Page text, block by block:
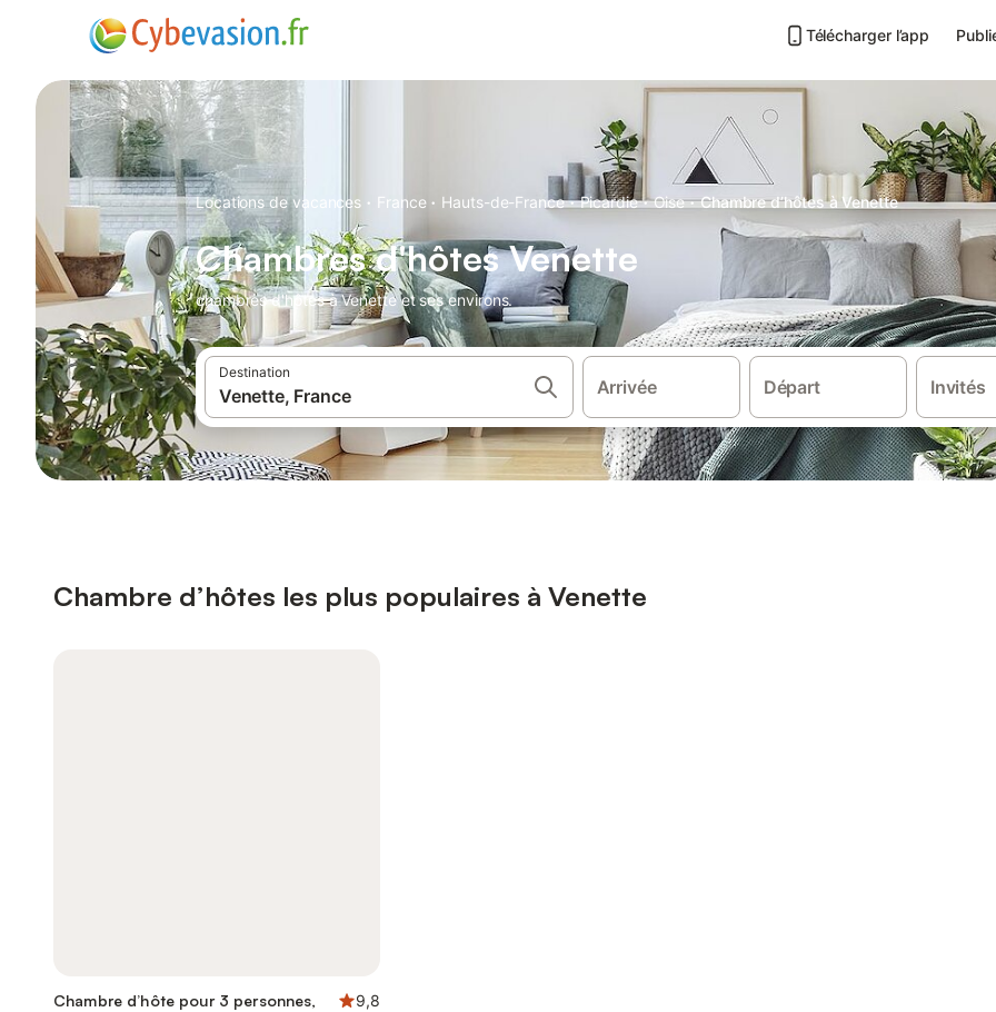
Télécharger l’app
Locations de vacances · France · Hauts-de-France · Picardie · Oise · Chambre d’hôtes à Venette
Chambres d'hôtes Venette
chambres d'hôtes à Venette et ses environs.
Destination
Arrivée Départ Invités
Chambre d’hôtes les plus populaires à Venette
Chambre d’hôte pour 3 personnes,
9,8